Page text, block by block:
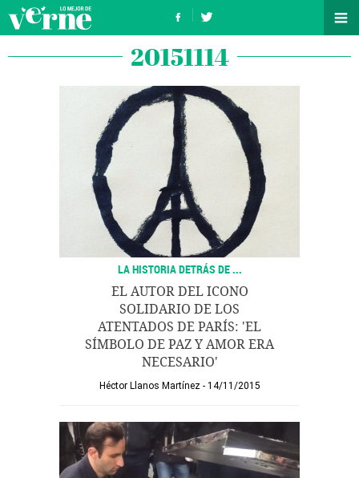
20151114
LA HISTORIA DETRÁS DE ...
EL AUTOR DEL ICONO
SOLIDARIO DE LOS
ATENTADOS DE PARÍS: 'EL
SÍMBOLO DE PAZ Y AMOR ERA
NECESARIO'
Héctor Llanos Martínez 14/11/2015